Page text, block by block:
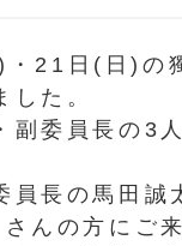
21日(日) の
した。
副委員長の3
員長の馬田誠
んの方にご